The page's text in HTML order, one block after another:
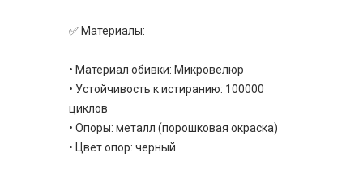
✅ Материалы:
• Материал обивки: Микровелюр
• Устойчивость к истиранию: 100000
циклов
• Опоры: металл (порошковая окраска)
• Цвет опор: черный